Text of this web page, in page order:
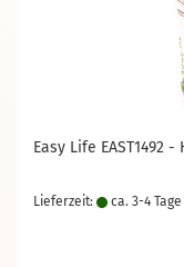
Easy Life EAST1492
Lieferzeit: ca. 3-4 Tage